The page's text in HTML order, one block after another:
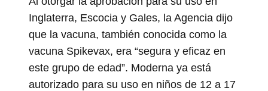
Inglaterra, Escocia y Gales, la Agencia dijo
que la vacuna, también conocida como la
vacuna Spikevax, era “segura y eficaz en
este grupo de edad”. Moderna ya está
autorizado para su uso en niños de 12 a 17